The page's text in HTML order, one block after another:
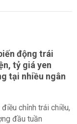
động trái
tỷ giá yen
tại nhiều ngân
chỉnh trái chiều,
đầu tuần